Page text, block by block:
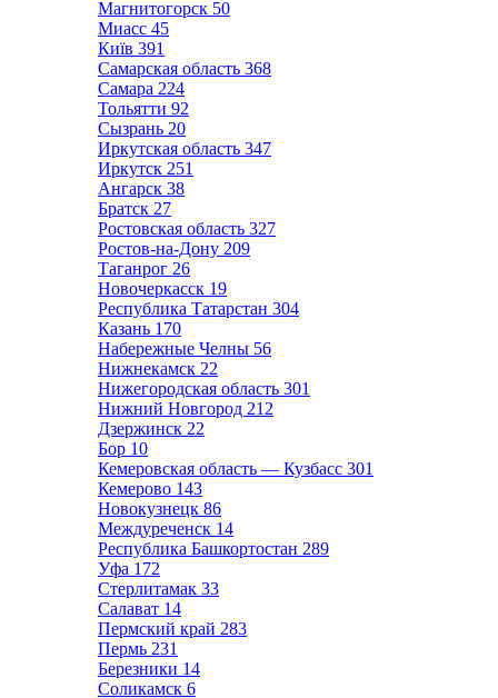
Магнитогорск 50
Миасс 45
Київ 391
Самарская область 368
Самара 224
Тольятти 92
Сызрань 20
Иркутская область 347
Иркутск 251
Ангарск 38
Братск 27
Ростовская область 327
Ростов-на-Дону 209
Таганрог 26
Новочеркасск 19
Республика Татарстан 304
Казань 170
Набережные Челны 56
Нижнекамск 22
Нижегородская область 301
Нижний Новгород 212
Дзержинск 22
Бор 10
Кемеровская область — Кузбасс 301
Кемерово 143
Новокузнецк 86
Междуреченск 14
Республика Башкортостан 289
Уфа 172
Стерлитамак 33
Салават 14
Пермский край 283
Пермь 231
Березники 14
Соликамск 6